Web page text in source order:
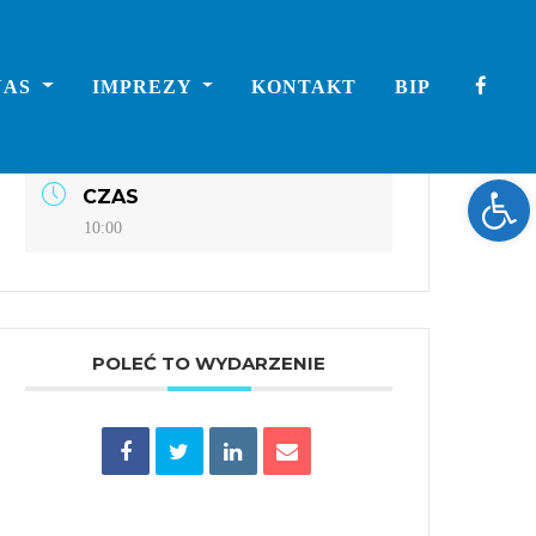
IMPREZY KONTAKT BIP
paź 15 2021
CZAS
10:00
POLEĆ TO WYDARZENIE